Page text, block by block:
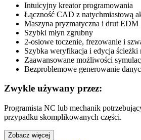
Intuicyjny kreator programowania
Łączność CAD z natychmiastową
Maszyna pryzmatyczna i drut EDM
Szybki młyn zgrubny
2-osiowe toczenie, frezowanie i
Szybka weryfikacja i edycja ścieżki
Zaawansowane możliwości
Bezproblemowe generowanie
Zwykle używany przez:
Programista NC lub mechanik
przypadku skomplikowanych części.
Zobacz więcej